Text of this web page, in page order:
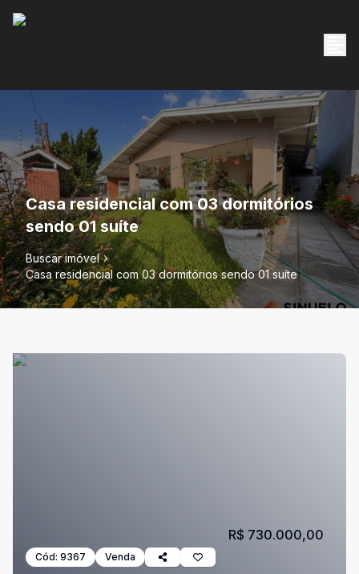
Casa residencial com 03 dormitórios
sendo 01 suíte
Buscar imóvel
Casa residencial com 03 dormitórios sendo 01 suíte
Cód: 9367 Venda
R$ 730.000,00